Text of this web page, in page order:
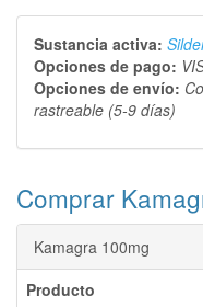
Sustancia activa:
Opciones de pago:
Opciones de envío:
rastreable (5-9 días)
Comprar
Kamagra 100mg
Producto